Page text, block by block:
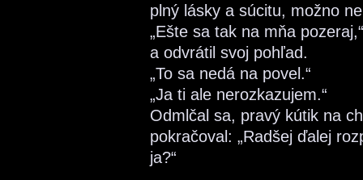
plný lásky a súcitu, možno
„Ešte sa tak na mňa
a odvrátil svoj pohľad.
„To sa nedá na povel.“
„Ja ti ale nerozkazujem.“
Odmlčal sa, pravý kútik na
pokračoval: „Radšej ďalej
ja?“